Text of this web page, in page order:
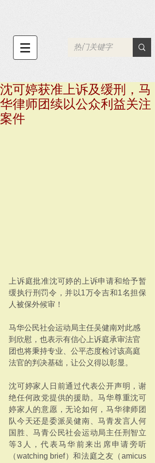
沈可婷获准上诉及缓刑，马
华律师团续以公众利益关注
案件
上诉庭批准沈可婷的上诉申请和给予暂
缓执行刑罚令，并以1万令吉和1名担保
人被保外候审！
马华公民社会运动局主任吴健南对此感
到欣慰，也表示有信心上诉庭承审法官
团也将秉持专业、公平态度检讨该高庭
法官的判决基础，让公义得以彰显。
沈可婷家人日前通过代表公开声明，谢
绝任何政党提供的援助。马华尊重沈可
婷家人的意愿，无论如何，马华律师团
队今天还是委派吴健南、马青发言人何
国胜、马青公民社会运动局主任刑智立
等3人，代表马华前来出席申请旁听
（watching brief）和法庭之友（amicus